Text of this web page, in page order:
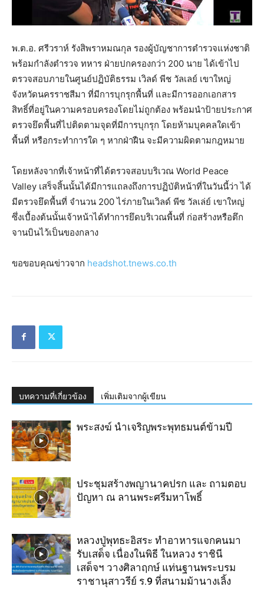
พ.ต.อ. ศรีวราห์ รังสิพราหมณกุล รองผู้บัญชาการตำรวจแห่งชาติ
พร้อมกำลังตำรวจ ทหาร ฝ่ายปกครองกว่า 200 นาย ได้เข้าไป
ตรวจสอบภายในศูนย์ปฏิบัติธรรม เวิลด์ พีช วัลเลย์ เขาใหญ่
จังหวัดนครราชสีมา ที่มีการบุกรุกพื้นที่ และมีการออกเอกสาร
สิทธิ์ที่อยู่ในความครอบครองโดยไม่ถูกต้อง พร้อมนำป้ายประกาศ
ตรวจยึดพื้นที่ไปติดตามจุดที่มีการบุกรุก โดยห้ามบุคคลใดเข้า
พื้นที่ หรือกระทำการใด ๆ หากฝ่าฝืน จะมีความผิดตามกฎหมาย
โดยหลังจากที่เจ้าหน้าที่ได้ตรวจสอบบริเวณ World Peace
Valley เสร็จสิ้นนั้นได้มีการแถลงถึงการปฏิบัติหน้าที่ในวันนี้ว่า ได้
มีตรวจยึดพื้นที่ จำนวน 200 ไร่ภายในเวิลด์ พีซ วัลเล่ย์ เขาใหญ่
ซึ่งเบื้องต้นนั้นเจ้าหน้าได้ทำการยึดบริเวณพื้นที่ ก่อสร้างหรือตึก
จานบินไว้เป็นของกลาง
ขอขอบคุณข่าวจาก headshot.tnews.co.th
บทความที่เกี่ยวข้อง เพิ่มเติมจากผู้เขียน
พระสงฆ์ นำเจริญ​พระ​พุทธมนต์​ข้ามปี
ประชุมสร้างพญานาคปรก และ ถามตอบ
ปัญหา ณ ลานพระศรีมหาโพธิ์
หลวงปู่พุทธะอิสระ ทำอาหารแจกคนมา
รับเสด็จ เนื่องในพิธี ในหลวง ราชินี
เสด็จฯ วางศิลาฤกษ์ แท่นฐานพระบรม
ราชานุสาวรีย์ ร.9 ที่สนามม้านางเลิ้ง